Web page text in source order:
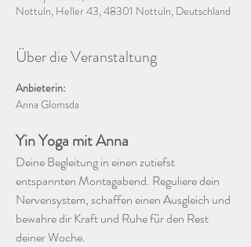
Nottuln, Heller 43, 48301 Nottuln, Deutschland
Über die Veranstaltung
Anbieterin:
Anna Glomsda
Yin Yoga mit Anna
Deine Begleitung in einen zutiefst
entspannten Montagabend. Reguliere dein
Nervensystem, schaffen einen Ausgleich und
bewahre dir Kraft und Ruhe für den Rest
deiner Woche.